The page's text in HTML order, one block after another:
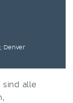
Denver
alle